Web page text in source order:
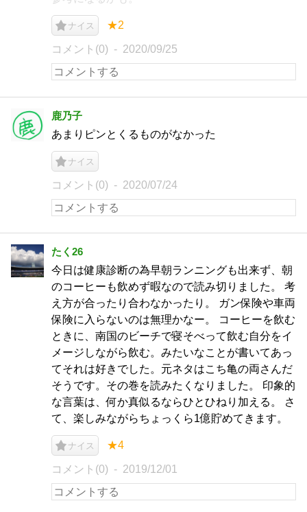
ナイス ★2
コメント(0) 2020/09/25
鹿乃子
あまりピンとくるものがなかった
ナイス
コメント(0) 2020/07/24
たく26
今日は健康診断の為早朝ランニングも出来ず、朝
のコーヒーも飲めず暇なので読み切りました。 考
え方が合ったり合わなかったり。 ガン保険や車両
保険に入らないのは無理かなー。 コーヒーを飲む
ときに、南国のビーチで寝そべって飲む自分をイ
メージしながら飲む。みたいなことが書いてあっ
てそれは好きでした。元ネタはこち亀の両さんだ
そうです。その巻を読みたくなりました。 印象的
な言葉は、何か真似るならひとひねり加える。 さ
て、楽しみながらちょっくら1億貯めてきます。
ナイス ★4
コメント(0) 2019/12/01